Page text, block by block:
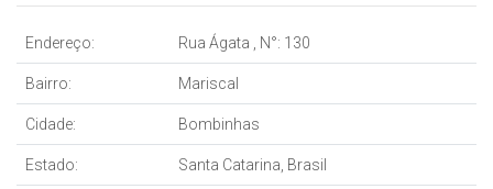
Endereço: Rua Ágata , N°: 130
Bairro: Mariscal
Cidade: Bombinhas
Estado: Santa Catarina, Brasil